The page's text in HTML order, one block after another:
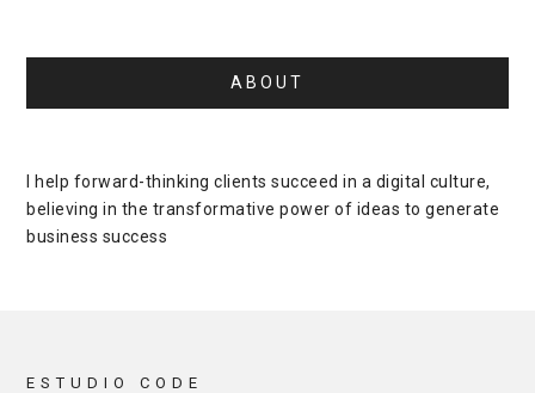
ABOUT
I help forward-thinking clients succeed in a digital culture,
believing in the transformative power of ideas to generate
business success
ESTUDIO CODE